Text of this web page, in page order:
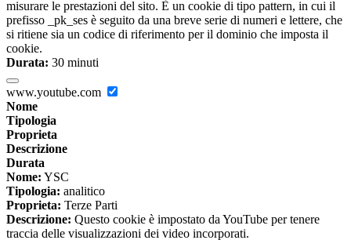
misurare le prestazioni del sito. È un cookie di tipo pattern, in cui il
prefisso _pk_ses è seguito da una breve serie di numeri e lettere, che
si ritiene sia un codice di riferimento per il dominio che imposta il
cookie.
Durata: 30 minuti
www.youtube.com
Nome
Tipologia
Proprieta
Descrizione
Durata
Nome: YSC
Tipologia: analitico
Proprieta: Terze Parti
Descrizione: Questo cookie è impostato da YouTube per tenere
traccia delle visualizzazioni dei video incorporati.